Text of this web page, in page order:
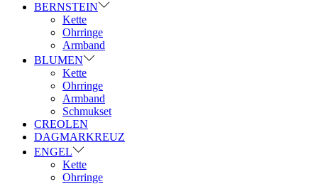
BERNSTEIN
Kette
Ohrringe
Armband
BLUMEN
Kette
Ohrringe
Armband
Schmukset
CREOLEN
DAGMARKREUZ
ENGEL
Kette
Ohrringe